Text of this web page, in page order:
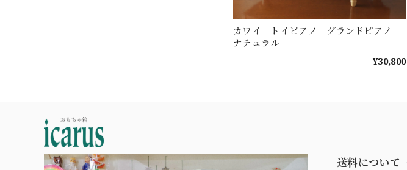
カワイ トイピアノ グランドピアノ
ナチュラル
¥30,800
送料について